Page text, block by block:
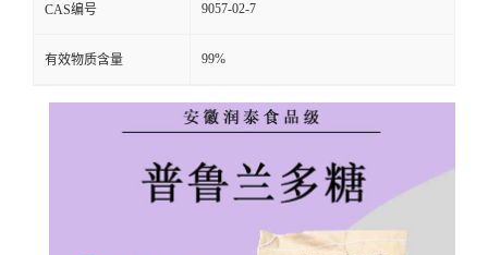
CAS编号 9057-02-7
有效物质含量 99%